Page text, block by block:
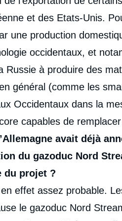
et des Etats-Unis.
une production
occidentaux, et
Russie à produire des
général (comme les
Occidentaux dans la
capables de
avait déjà
du gazoduc Nord
du projet ?
effet assez probable.
le gazoduc Nord